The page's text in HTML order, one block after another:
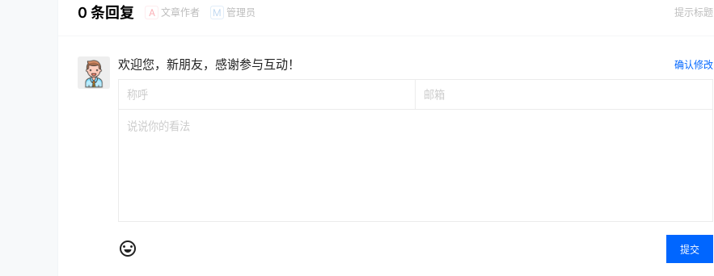
0 条回复 A 文章作者 M 管理员 提示标题
欢迎您，新朋友，感谢参与互动！ 确认修改
提交